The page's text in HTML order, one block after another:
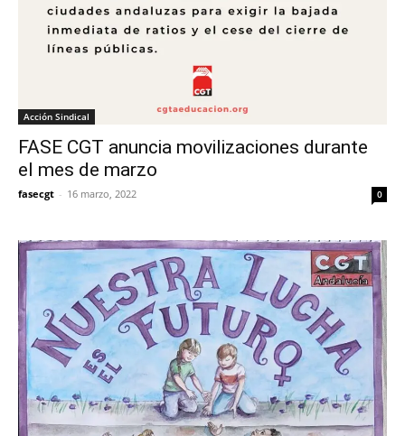
Acción Sindical
FASE CGT anuncia movilizaciones durante
el mes de marzo
fasecgt - 16 marzo, 2022 0